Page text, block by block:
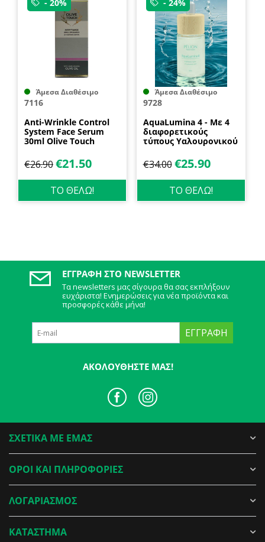
- 20%
Άμεσα Διαθέσιμο
7116
Anti-Wrinkle Control
System Face Serum
30ml Olive Touch
€26.90€21.50
ΤΟ ΘΕΛΩ!
- 24%
Άμεσα Διαθέσιμο
9728
AquaLumina 4 - Με 4
διαφορετικούς
τύπους Υαλουρονικού
€34.00 €25.90
ΤΟ ΘΕΛΩ!
ΕΓΓΡΑΦΉ ΣΤΟ NEWSLETTER
Τα newsletters μας σίγουρα θα σας εκπλήξουν
ευχάριστα! Ενημερώσεις για νέα προϊόντα και
προσφορές κάθε μήνα!
ΕΓΓΡΑΦΉ
ΑΚΟΛΟΥΘΉΣΤΕ ΜΑΣ!
ΣΧΕΤΙΚΑ ΜΕ ΕΜΑΣ
ΟΡΟΙ ΚΑΙ ΠΛΗΡΟΦΟΡΙΕΣ
ΛΟΓΑΡΙΑΣΜΟΣ
ΚΑΤΑΣΤΗΜΑ